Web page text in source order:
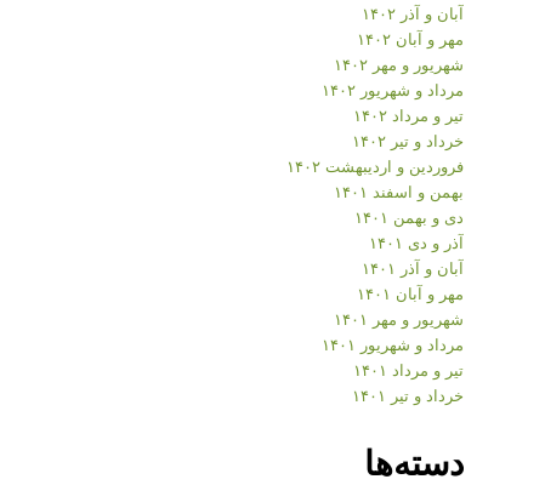
آبان و آذر ۱۴۰۲
مهر و آبان ۱۴۰۲
شهریور و مهر ۱۴۰۲
مرداد و شهریور ۱۴۰۲
تیر و مرداد ۱۴۰۲
خرداد و تیر ۱۴۰۲
فروردین و اردیبهشت ۱۴۰۲
بهمن و اسفند ۱۴۰۱
دی و بهمن ۱۴۰۱
آذر و دی ۱۴۰۱
آبان و آذر ۱۴۰۱
مهر و آبان ۱۴۰۱
شهریور و مهر ۱۴۰۱
مرداد و شهریور ۱۴۰۱
تیر و مرداد ۱۴۰۱
خرداد و تیر ۱۴۰۱
دسته‌ها